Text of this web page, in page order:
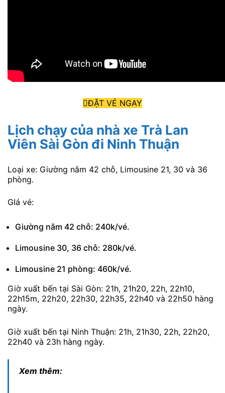
ĐẶT VÉ NGAY
Lịch chạy của nhà xe Trà Lan
Viên Sài Gòn đi Ninh Thuận
Loại xe: Giường nằm 42 chỗ, Limousine 21, 30 và 36
phòng.
GIá vé:
Giường nằm 42 chỗ: 240k/vé.
Limousine 30, 36 chỗ: 280k/vé.
Limousine 21 phòng: 460k/vé.
Giờ xuất bến tại Sài Gòn: 21h, 21h20, 22h, 22h10,
22h15m, 22h20, 22h30, 22h35, 22h40 và 22h50 hàng
ngày.
Giờ xuất bến tại Ninh Thuận: 21h, 21h30, 22h, 22h20,
22h40 và 23h hàng ngày.
Xem thêm: